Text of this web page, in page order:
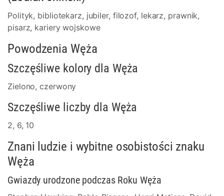
Polityk, bibliotekarz, jubiler, filozof, lekarz, prawnik,
pisarz, kariery wojskowe
Powodzenia Węża
Szczęśliwe kolory dla Węża
Zielono, czerwony
Szczęśliwe liczby dla Węża
2, 6, 10
Znani ludzie i wybitne osobistości znaku
Węża
Gwiazdy urodzone podczas Roku Węża